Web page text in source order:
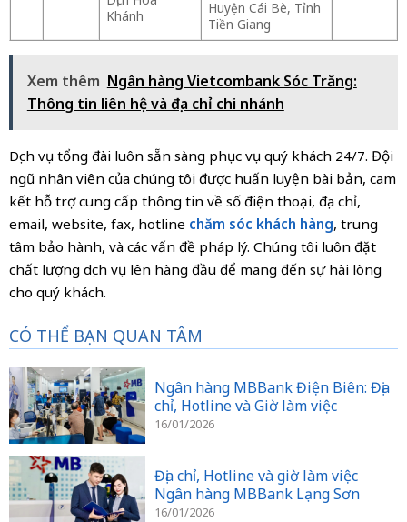
Khánh
Huyện Cái Bè, Tỉnh
Tiền Giang
Xem thêm Ngân hàng Vietcombank Sóc Trăng:
Thông tin liên hệ và địa chỉ chi nhánh
Dịch vụ tổng đài luôn sẵn sàng phục vụ quý khách 24/7. Đội
ngũ nhân viên của chúng tôi được huấn luyện bài bản, cam
kết hỗ trợ cung cấp thông tin về số điện thoại, địa chỉ,
email, website, fax, hotline chăm sóc khách hàng, trung
tâm bảo hành, và các vấn đề pháp lý. Chúng tôi luôn đặt
chất lượng dịch vụ lên hàng đầu để mang đến sự hài lòng
cho quý khách.
CÓ THỂ BẠN QUAN TÂM
Ngân hàng MBBank Điện Biên: Địa
chỉ, Hotline và Giờ làm việc
16/01/2026
Địa chỉ, Hotline và giờ làm việc
Ngân hàng MBBank Lạng Sơn
16/01/2026